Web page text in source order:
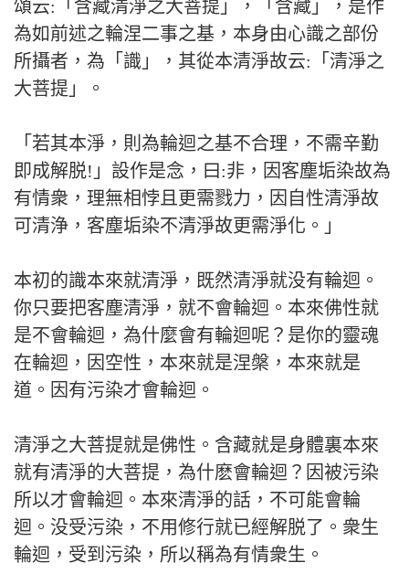
頌云:「含藏清淨之大菩提」，「含藏」，是作
為如前述之輪涅二事之基，本身由心識之部份
所攝者，為「識」，其從本清淨故云:「清淨之
大菩提」。
「若其本淨，則為輪迴之基不合理，不需辛勤
即成解脱!」設作是念，曰:非，因客塵垢染故為
有情衆，理無相悖且更需戮力，因自性清淨故
可清浄，客塵垢染不清淨故更需淨化。」
本初的識本來就清淨，既然清淨就没有輪迴。
你只要把客塵清淨，就不會輪迴。本來佛性就
是不會輪迴，為什麼會有輪迴呢？是你的靈魂
在輪迴，因空性，本來就是涅槃，本來就是
道。因有污染才會輪迴。
清淨之大菩提就是佛性。含藏就是身體裏本來
就有清淨的大菩提，為什麽會輪迴？因被污染
所以才會輪迴。本來清淨的話，不可能會輪
迴。没受污染，不用修行就已經解脱了。衆生
輪迴，受到污染，所以稱為有情衆生。